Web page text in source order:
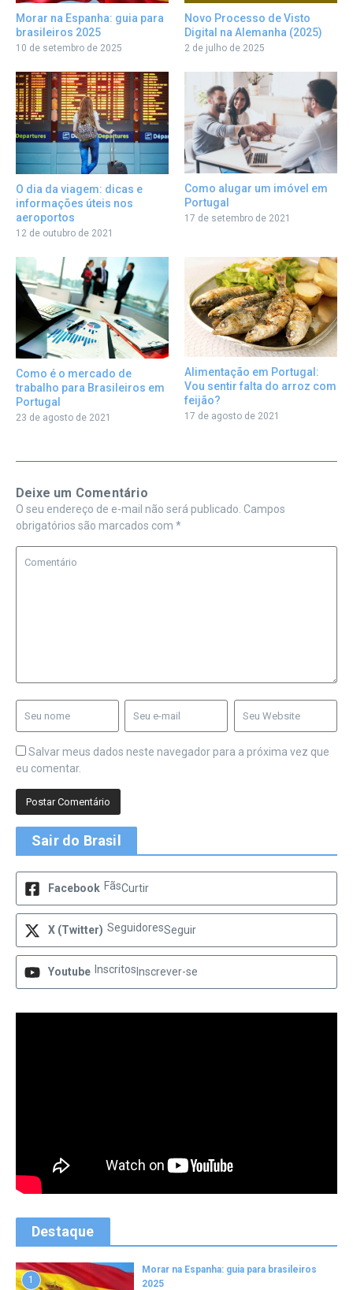
Morar na Espanha: guia para
brasileiros 2025
10 de setembro de 2025
Novo Processo de Visto
Digital na Alemanha (2025)
2 de julho de 2025
O dia da viagem: dicas e
informações úteis nos
aeroportos
12 de outubro de 2021
Como alugar um imóvel em
Portugal
17 de setembro de 2021
Como é o mercado de
trabalho para Brasileiros em
Portugal
23 de agosto de 2021
Alimentação em Portugal:
Vou sentir falta do arroz com
feijão?
17 de agosto de 2021
Deixe um Comentário
O seu endereço de e-mail não será publicado. Campos
obrigatórios são marcados com *
Salvar meus dados neste navegador para a próxima vez que
eu comentar.
Sair do Brasil
Facebook FãsCurtir
X (Twitter) SeguidoresSeguir
Youtube Inscritos Inscrever-se
Destaque
1
Morar na Espanha: guia para brasileiros
2025